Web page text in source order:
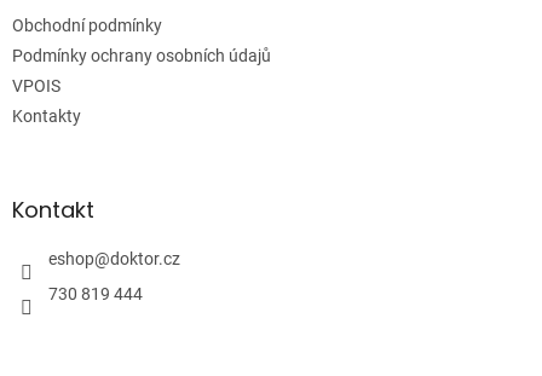
Obchodní podmínky
Podmínky ochrany osobních údajů
VPOIS
Kontakty
Kontakt
eshop@doktor.cz
730 819 444